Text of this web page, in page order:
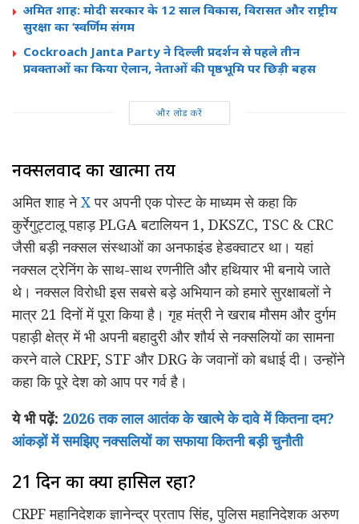
अमित शाह: मोदी सरकार के 12 साल विकास, विरासत और राष्ट्रीय
सुरक्षा का ‘स्वर्णिम संगम
Cockroach Janta Party ने दिल्ली प्रदर्शन से पहले तीन
प्रवक्ताओं का किया ऐलान, नेताओं की पृष्ठभूमि पर छिड़ी बहस
और लोड करें
नक्सलवाद का खात्मा तय
अमित शाह नेXपर अपनी एक पोस्ट के माध्यम से कहा कि
कुर्रेगुट्टालू पहाड़ PLGA बटालियन 1, DKSZC, TSC & CRC
जैसी बड़ी नक्सल संस्थाओं का अनफाइंड हेडक्वाटर था। यहां
नक्सल ट्रेनिंग के साथ-साथ रणनीति और हथियार भी बनाये जाते
थे। नक्सल विरोधी इस सबसे बड़े अभियान को हमारे सुरक्षाबलों ने
मात्र 21 दिनों में पूरा किया है। गृह मंत्री ने खराब मौसम और दुर्गम
पहाड़ी क्षेत्र में भी अपनी बहादुरी और शौर्य से नक्सलियों का सामना
करने वाले CRPF, STF और DRG के जवानों को बधाई दी। उन्होंने
कहा कि पूरे देश को आप पर गर्व है।
ये भी पढ़ें: 2026 तक लाल आतंक के खात्मे के दावे में कितना दम?
आंकड़ों में समझिए नक्सलियों का सफाया कितनी बड़ी चुनौती
21 दिन का क्या हासिल रहा?
CRPF महानिदेशक ज्ञानेन्द्र प्रताप सिंह, पुलिस महानिदेशक अरुण